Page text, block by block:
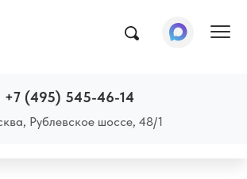
+7 (495) 545-46-14
Рублевское шоссе, 48/1